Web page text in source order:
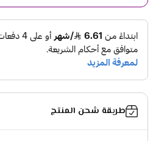
طريقة شحن المنتج